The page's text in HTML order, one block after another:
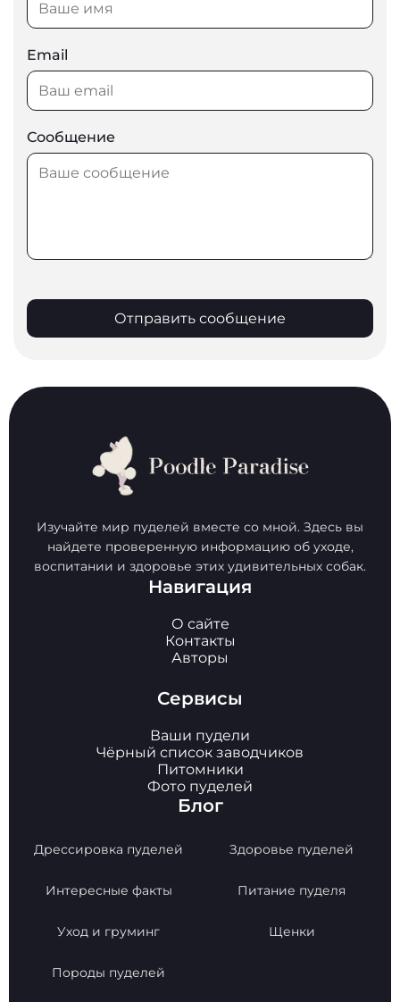
Email
Сообщение
Отправить сообщение
Изучайте мир пуделей вместе со мной. Здесь вы
найдете проверенную информацию об уходе,
воспитании и здоровье этих удивительных собак.
Навигация
О сайте
Контакты
Авторы
Сервисы
Ваши пудели
Чёрный список заводчиков
Питомники
Фото пуделей
Блог
Дрессировка пуделей Здоровье пуделей
Интересные факты Питание пуделя
Уход и груминг Щенки
Породы пуделей